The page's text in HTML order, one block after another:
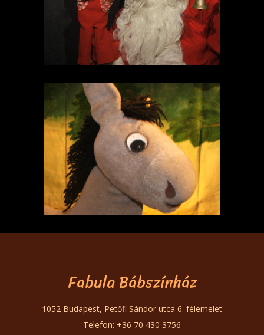
Fabula Bábszínház
1052 Budapest, Petőfi Sándor utca 6. félemelet
Telefon: +36 70 430 3756